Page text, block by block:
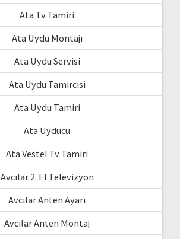
Ata Tv Tamiri
Ata Uydu Montajı
Ata Uydu Servisi
Ata Uydu Tamircisi
Ata Uydu Tamiri
Ata Uyducu
Ata Vestel Tv Tamiri
Avcılar 2. El Televizyon
Avcılar Anten Ayarı
Avcılar Anten Montaj